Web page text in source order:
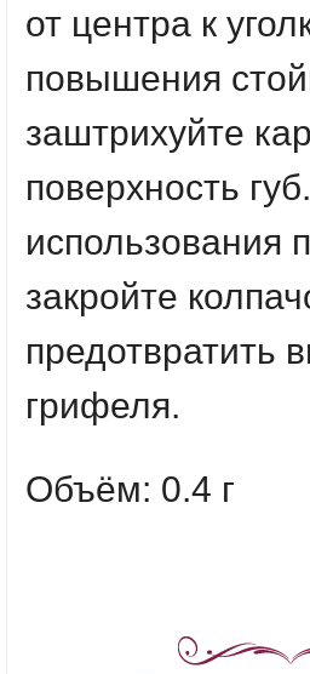
от центра к
повышения
заштрихуйте
поверхность
использования
закройте
предотвратить
грифеля.
Объём: 0.4 г